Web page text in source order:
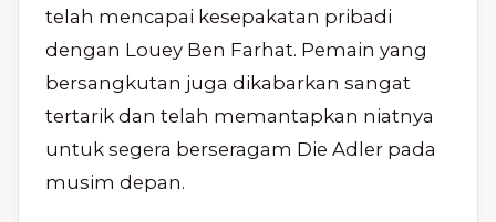
telah mencapai kesepakatan pribadi
dengan Louey Ben Farhat. Pemain yang
bersangkutan juga dikabarkan sangat
tertarik dan telah memantapkan niatnya
untuk segera berseragam Die Adler pada
musim depan.